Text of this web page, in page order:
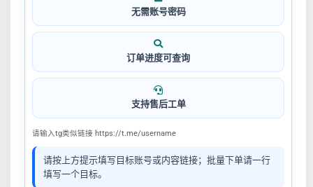
无需账号密码
订单进度可查询
支持售后工单
请输入tg类似链接 https://t.me/username
请按上方提示填写目标账号或内容链接；批量下单请一行
填写一个目标。